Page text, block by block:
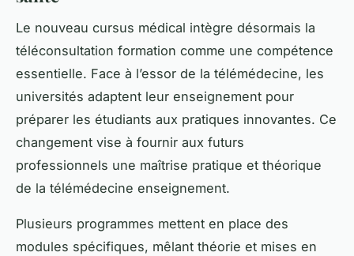
Le nouveau cursus médical intègre désormais la
téléconsultation formation comme une compétence
essentielle. Face à l’essor de la télémédecine, les
universités adaptent leur enseignement pour
préparer les étudiants aux pratiques innovantes. Ce
changement vise à fournir aux futurs
professionnels une maîtrise pratique et théorique
de la télémédecine enseignement.
Plusieurs programmes mettent en place des
modules spécifiques, mêlant théorie et mises en